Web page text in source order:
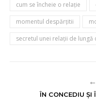
cum se încheie o relaţie
momentul despărțitii
secretul unei relaţii de lungă
ÎN CONCEDIU ȘI